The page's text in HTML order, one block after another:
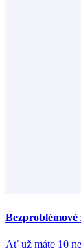
Bezproblémové
Ať už máte 10